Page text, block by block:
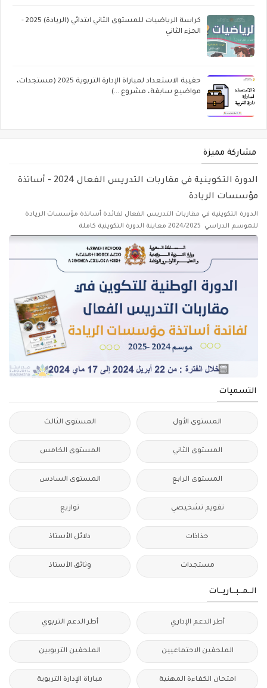
كراسة الرياضيات للمستوى الثاني ابتدائي (الريادة) 2025 -
الجزء الثاني
حقيبة الاستعداد لمباراة الإدارة التربوية 2025 (مستجدات،
مواضيع سابقة، مشروع ...)
مشاركة مميزة
الدورة التكوينية في مقاربات التدريس الفعال 2024 - أساتذة
مؤسسات الريادة
الدورة التكوينية في مقاربات التدريس الفعال لفائدة أساتذة مؤسسات الريادة
للموسم الدراسي 2024/2025 معاينة الدورة التكوينية كاملة
التسميات
المستوى الأول المستوى الثالث
المستوى الثاني المستوى الخامس
المستوى الرابع المستوى السادس
تقويم تشخيصي توازيع
جذاذات دلائل الأستاذ
مستجدات وثائق الأستاذ
الــمــبــاريــات
أطر الدعم الإداري أطر الدعم التربوي
الملحقين الاحتماعيين الملحقين التربويين
امتحان الكفاءة المهنية مباراة الإدارة التربوية